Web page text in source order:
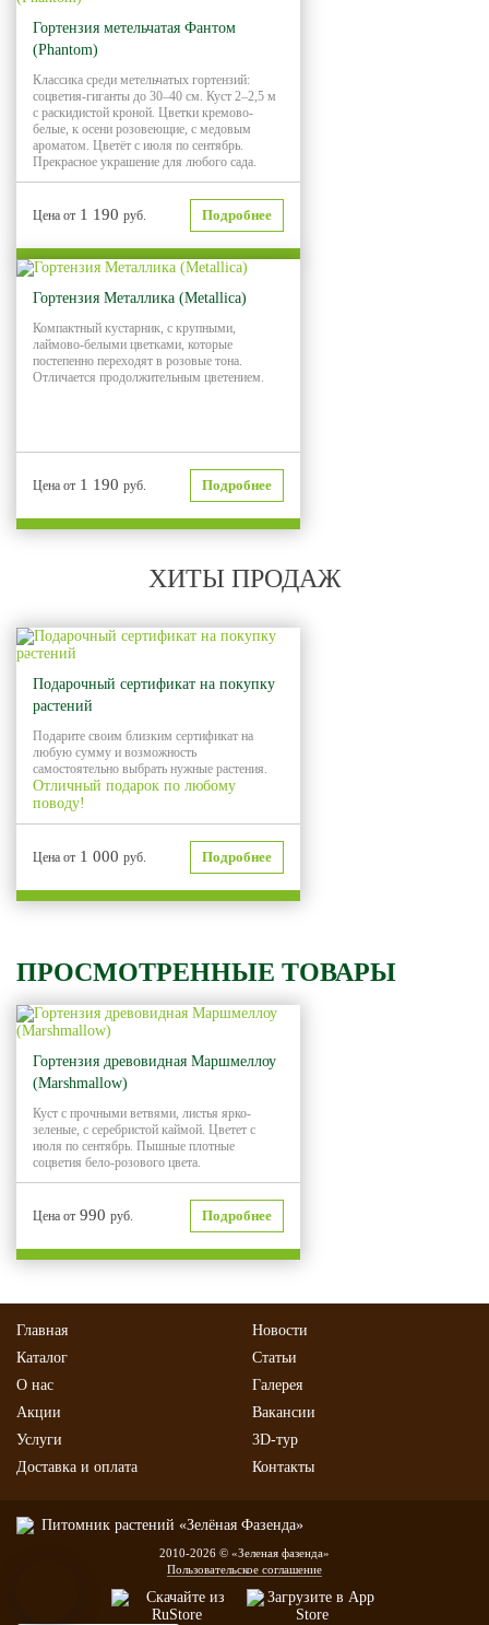
Гортензия метельчатая Фантом
(Phantom)
Классика среди метельчатых гортензий:
соцветия-гиганты до 30–40 см. Куст 2–2,5 м
с раскидистой кроной. Цветки кремово-
белые, к осени розовеющие, с медовым
ароматом. Цветёт с июля по сентябрь.
Прекрасное украшение для любого сада.
Цена от 1 190 руб. Подробнее
Гортензия Металлика (Metallica)
Компактный кустарник, с крупными,
лаймово-белыми цветками, которые
постепенно переходят в розовые тона.
Отличается продолжительным цветением.
Цена от 1 190 руб. Подробнее
ХИТЫ ПРОДАЖ
Хит продаж
Подарочный сертификат на покупку
растений
Подарите своим близким сертификат на
любую сумму и возможность
самостоятельно выбрать нужные растения.
Отличный подарок по любому
поводу!
Цена от 1 000 руб. Подробнее
ПРОСМОТРЕННЫЕ ТОВАРЫ
Гортензия древовидная Маршмеллоу
(Marshmallow)
Куст с прочными ветвями, листья ярко-
зеленые, с серебристой каймой. Цветет с
июля по сентябрь. Пышные плотные
соцветия бело-розового цвета.
Цена от 990 руб. Подробнее
Главная
Каталог
О нас
Акции
Услуги
Доставка и оплата
Новости
Статьи
Галерея
Вакансии
3D-тур
Контакты
2010-2026 © «Зеленая фазенда»
Пользовательское соглашение